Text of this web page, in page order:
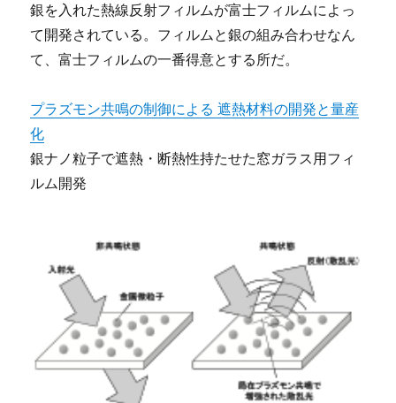
銀を入れた熱線反射フィルムが富士フィルムによっ
て開発されている。フィルムと銀の組み合わせなん
て、富士フィルムの一番得意とする所だ。
プラズモン共鳴の制御による 遮熱材料の開発と量産
化
銀ナノ粒子で遮熱・断熱性持たせた窓ガラス用フィ
ルム開発